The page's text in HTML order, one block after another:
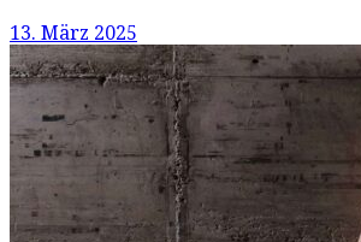
13. März 2025